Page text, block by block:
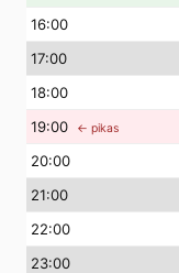
16:00
17:00
18:00
19:00 ← pikas
20:00
21:00
22:00
23:00